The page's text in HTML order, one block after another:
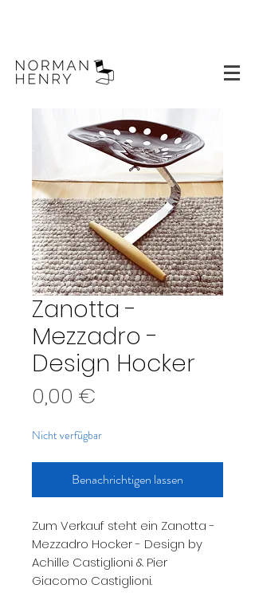
Zanotta -
Mezzadro -
Design Hocker
0,00 €
Nicht verfügbar
Benachrichtigen lassen
Zum Verkauf steht ein Zanotta -
Mezzadro Hocker - Design by
Achille Castiglioni & Pier
Giacomo Castiglioni.